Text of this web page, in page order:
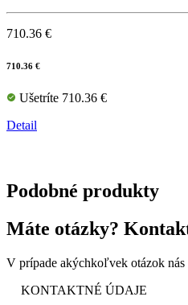
710.36 €
710.36 €
Ušetríte 710.36 €
Detail
Podobné produkty
Máte otázky?
V prípade akýchkoľvek otázok
KONTAKTNÉ ÚDAJE